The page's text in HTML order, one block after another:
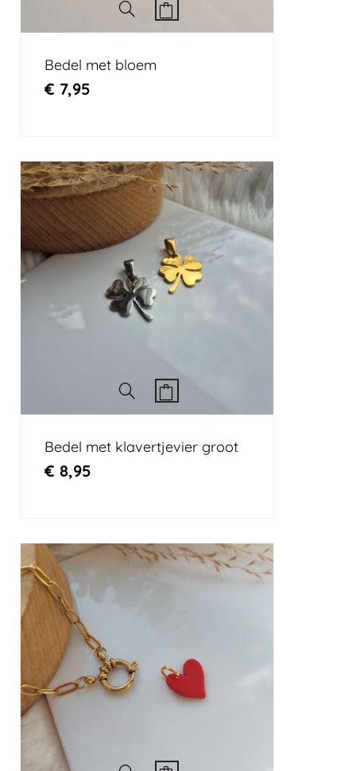
Bedel met bloem
€ 7,95
Bedel met klavertjevier groot
€ 8,95